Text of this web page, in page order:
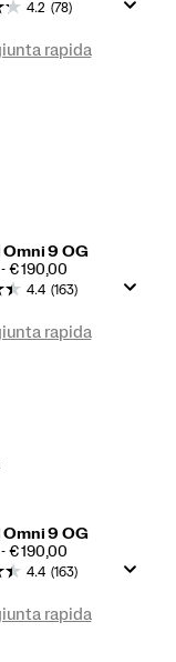
4.2 (78)
rapida
Omni 9 OG
€ 190,00
4.4 (163)
rapida
Omni 9 OG
€ 190,00
4.4 (163)
rapida